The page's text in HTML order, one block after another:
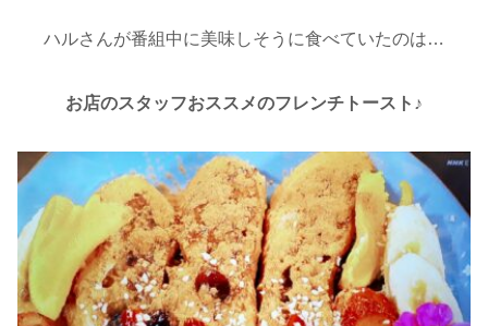
ハルさんが番組中に美味しそうに食べていたのは…
お店のスタッフおススメのフレンチトースト♪